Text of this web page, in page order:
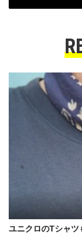
ユニクロのTシャツ